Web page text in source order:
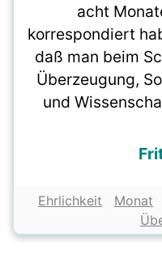
acht
korrespondiert
daß man beim
Überzeugung,
und
Ehrlichkeit Monat